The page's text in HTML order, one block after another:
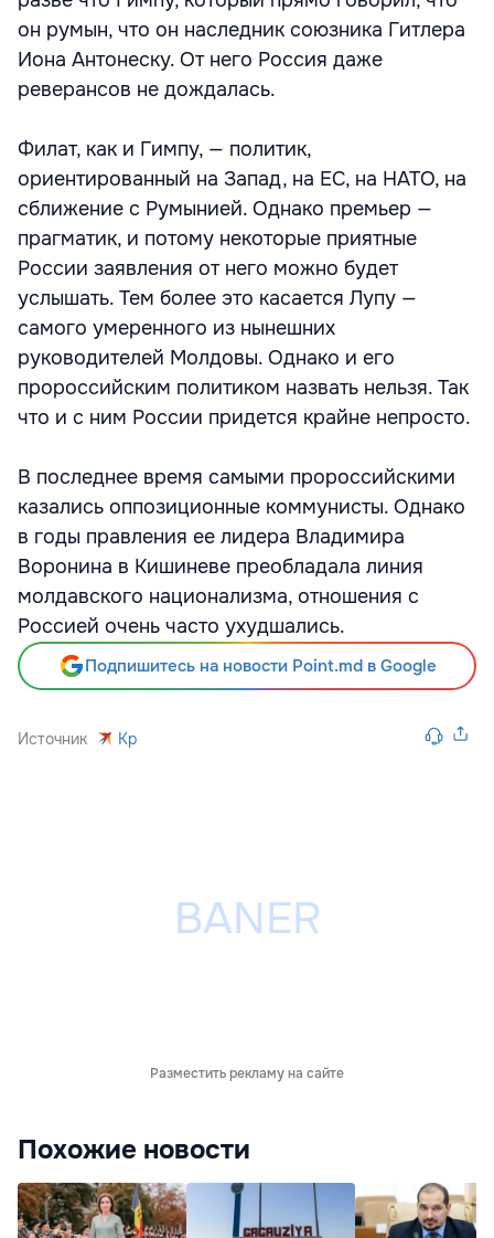
он румын, что он наследник союзника Гитлера
Иона Антонеску. От него Россия даже
реверансов не дождалась.
Филат, как и Гимпу, — политик,
ориентированный на Запад, на ЕС, на НАТО, на
сближение с Румынией. Однако премьер —
прагматик, и потому некоторые приятные
России заявления от него можно будет
услышать. Тем более это касается Лупу —
самого умеренного из нынешних
руководителей Молдовы. Однако и его
пророссийским политиком назвать нельзя. Так
что и с ним России придется крайне непросто.
В последнее время самыми пророссийскими
казались оппозиционные коммунисты. Однако
в годы правления ее лидера Владимира
Воронина в Кишиневе преобладала линия
молдавского национализма, отношения с
Россией очень часто ухудшались.
Подпишитесь на новости Point.md в Google
Источник Kp
Разместить рекламу на сайте
Похожие новости